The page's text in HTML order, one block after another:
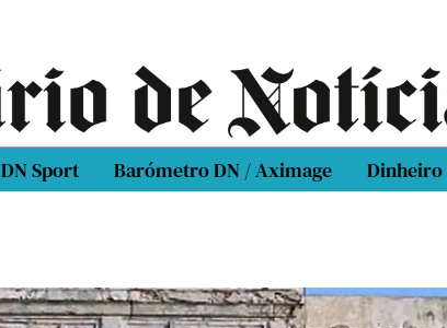
DN Sport Barómetro DN / Aximage Dinheiro